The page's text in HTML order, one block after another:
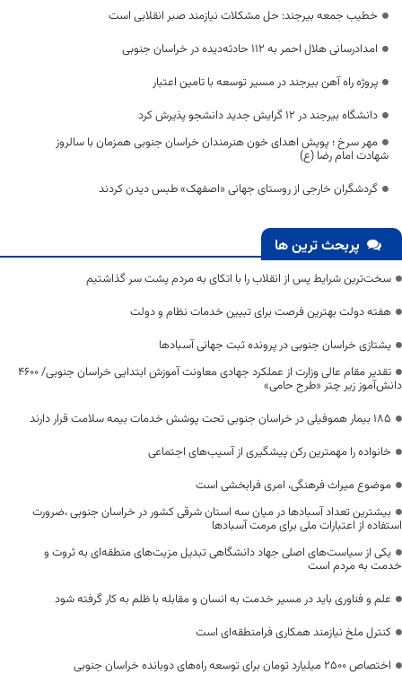
خطیب جمعه بیرجند: حل مشکلات نیازمند صبر انقلابی است
امدادرسانی هلال احمر به ۱۱۲ حادثه‌دیده در خراسان جنوبی
پروژه راه آهن بیرجند در مسیر توسعه با تامین اعتبار
دانشگاه بیرجند در 12 گرایش جدید دانشجو پذیرش کرد
مهر سرخ ؛ پویش اهدای خون هنرمندان خراسان جنوبی همزمان با سالروز
شهادت امام رضا (ع)
گردشگران خارجی از روستای جهانی «اصفهک» طبس دیدن کردند
پربحث ترین ها
سخت‌ترین شرایط پس از انقلاب را با اتکای به مردم پشت سر گذاشتیم
هفته دولت بهترین فرصت برای تبیین خدمات نظام و دولت
یشتازی خراسان جنوبی در پرونده ثبت جهانی آسبادها
تقدیر مقام عالی وزارت از عملکرد جهادی معاونت آموزش ابتدایی خراسان جنوبی/ ۴۶۰۰
دانش‌آموز زیر چتر «طرح حامی»
۱۸۵ بیمار هموفیلی در خراسان جنوبی تحت پوشش خدمات بیمه سلامت قرار دارند
خانواده را مهمترین رکن پیشگیری از آسیب‌های اجتماعی
موضوع میراث فرهنگی، امری فرابخشی است
بیشترین تعداد آسبادها در میان سه استان شرقی کشور در خراسان جنوبی ،ضرورت
استفاده از اعتبارات ملی برای مرمت آسبادها
یکی از سیاست‌های اصلی جهاد دانشگاهی تبدیل مزیت‌های منطقه‌ای به ثروت و
خدمت به مردم است
علم و فناوری باید در مسیر خدمت به انسان و مقابله با ظلم به کار گرفته شود
کنترل ملخ نیازمند همکاری فرامنطقه‌ای است
اختصاص 2500 میلیارد تومان برای توسعه راه‌های دوبانده خراسان جنوبی